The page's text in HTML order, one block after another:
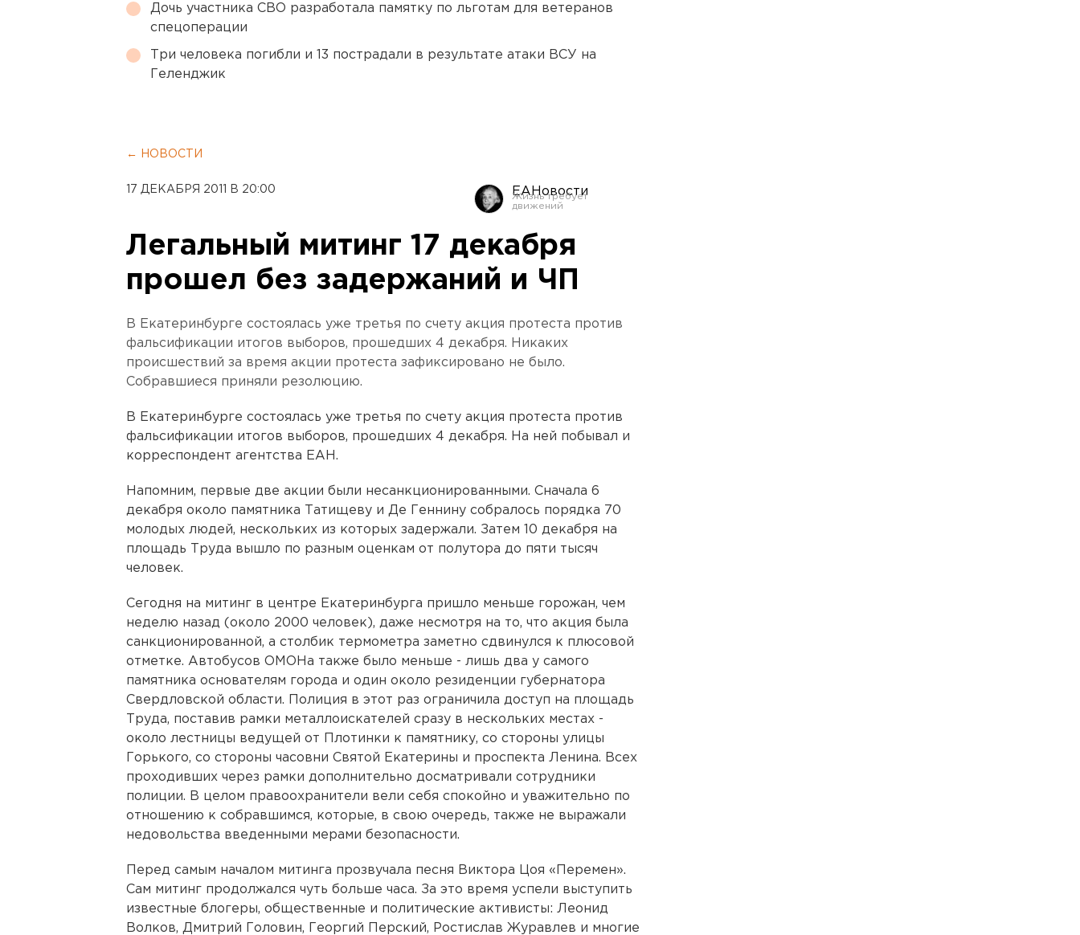
Дочь участника СВО разработала памятку по льготам для ветеранов
спецоперации
Три человека погибли и 13 пострадали в результате атаки ВСУ на
Геленджик
← НОВОСТИ
17 ДЕКАБРЯ 2011 В 20:00 ЕАНовости
Легальный митинг 17 декабря
прошел без задержаний и ЧП
В Екатеринбурге состоялась уже третья по счету акция протеста против
фальсификации итогов выборов, прошедших 4 декабря. Никаких
происшествий за время акции протеста зафиксировано не было.
Собравшиеся приняли резолюцию.
В Екатеринбурге состоялась уже третья по счету акция протеста против
фальсификации итогов выборов, прошедших 4 декабря. На ней побывал и
корреспондент агентства ЕАН.
Напомним, первые две акции были несанкционированными. Сначала 6
декабря около памятника Татищеву и Де Геннину собралось порядка 70
молодых людей, нескольких из которых задержали. Затем 10 декабря на
площадь Труда вышло по разным оценкам от полутора до пяти тысяч
человек.
Сегодня на митинг в центре Екатеринбурга пришло меньше горожан, чем
неделю назад (около 2000 человек), даже несмотря на то, что акция была
санкционированной, а столбик термометра заметно сдвинулся к плюсовой
отметке. Автобусов ОМОНа также было меньше - лишь два у самого
памятника основателям города и один около резиденции губернатора
Свердловской области. Полиция в этот раз ограничила доступ на площадь
Труда, поставив рамки металлоискателей сразу в нескольких местах -
около лестницы ведущей от Плотинки к памятнику, со стороны улицы
Горького, со стороны часовни Святой Екатерины и проспекта Ленина. Всех
проходивших через рамки дополнительно досматривали сотрудники
полиции. В целом правоохранители вели себя спокойно и уважительно по
отношению к собравшимся, которые, в свою очередь, также не выражали
недовольства введенными мерами безопасности.
Перед самым началом митинга прозвучала песня Виктора Цоя «Перемен».
Сам митинг продолжался чуть больше часа. За это время успели выступить
известные блогеры, общественные и политические активисты: Леонид
Волков, Дмитрий Головин, Георгий Перский, Ростислав Журавлев и многие